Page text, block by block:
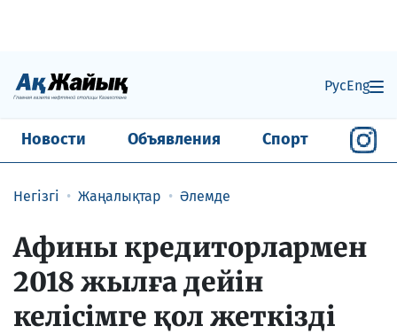
РусEng
Новости Объявления Спорт
Негізгі Жаңалықтар Әлемде
Афины кредиторлармен
2018 жылға дейін
келісімге қол жеткізді